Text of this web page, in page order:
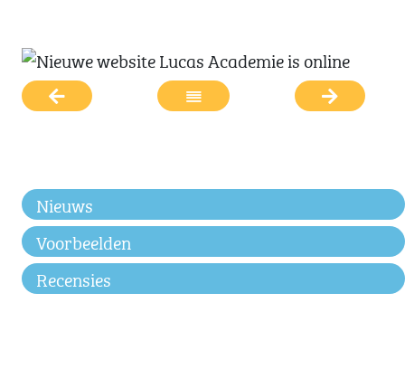
Nieuws
Voorbeelden
Recensies